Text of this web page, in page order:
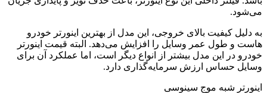
می‌شود.
به دلیل کیفیت بالای خروجی، این مدل از بهترین اینورتر خودرو
هاست و طول عمر وسایل را افزایش می‌دهد. البته قیمت اینورتر
خودرو در این مدل بیشتر از انواع دیگر است، اما عملکرد آن برای
وسایل حساس ارزش سرمایه‌گذاری دارد.
اینورتر شبه موج سینوسی